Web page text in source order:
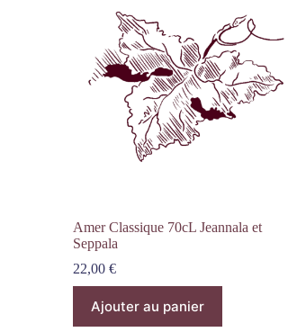
Amer Classique 70cL Jeannala et
Seppala
22,00 €
Ajouter au panier